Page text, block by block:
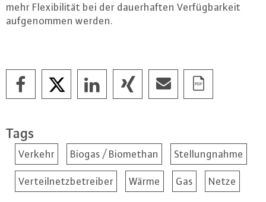
mehr Fle­xi­bi­li­tät bei der dau­er­haf­ten Ver­füg­bar­keit
auf­ge­nom­men werden.
Tags
Verkehr Biogas / Biomethan Stellungnahme
Verteilnetzbetreiber Wärme Gas Netze